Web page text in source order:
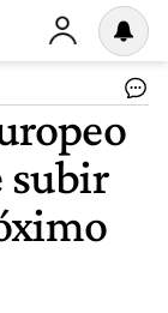
subir